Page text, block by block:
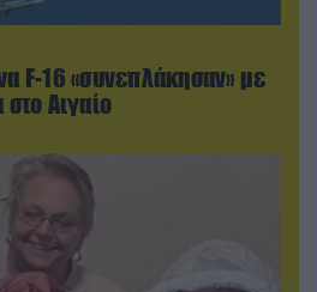
F-16 «συνεπλάκησαν» με
Αιγαίο